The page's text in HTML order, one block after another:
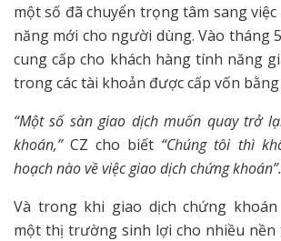
một số đã chuyển trọng tâm sang
năng mới cho người dùng. Vào tháng
cung cấp cho khách hàng tính năng
trong các tài khoản được cấp vốn
“Một số sàn giao dịch muốn quay trở
khoán,”CZ cho biết “Chúng tôi thì
hoạch nào về việc giao dịch chứng khoán”.
Và trong khi giao dịch chứng
một thị trường sinh lợi cho nhiều